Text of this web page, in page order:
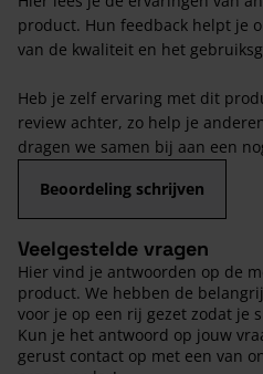
product. Hun feedback helpt je
van de kwaliteit en het
Heb je zelf ervaring met dit
review achter, zo help je
dragen we samen bij aan een
Beoordeling schrijven
Veelgestelde vragen
Hier vind je antwoorden op de
product. We hebben de
voor je op een rij gezet zodat je
Kun je het antwoord op jouw
gerust contact op met een van